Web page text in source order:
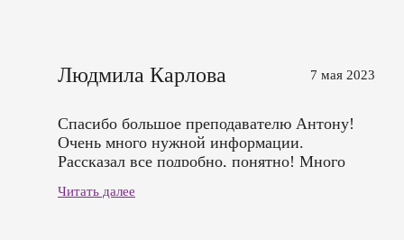
Людмила Карлова 7 мая 2023
Спасибо большое преподавателю Антону!
Очень много нужной информации.
Рассказал все подробно, понятно! Много
спасибо! Преподаватель очень внимателен к
Читать далее